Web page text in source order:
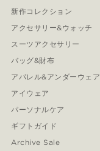
新作コレクション
アクセサリー&ウォッチ
スーツアクセサリー
バッグ&財布
アパレル&アンダーウェア
アイウェア
パーソナルケア
ギフトガイド
Archive Sale